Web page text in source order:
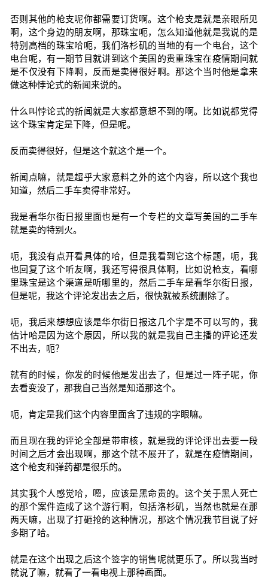
否则其他的枪支呢你都需要订货啊。这个枪支是就是亲眼所见
啊，这个身边的朋友啊，那珠宝呃，怎么知道他就是我说的是
特别高档的珠宝哈呃，我们洛杉矶的当地的有一个电台，这个
电台呢，有一期节目就讲到这个美国的贵重珠宝在疫情期间就
是不仅没有下降啊，反而是卖得很好啊。那这个当时他是拿来
做这种悖论式的新闻来说的。
什么叫悖论式的新闻就是大家都意想不到的啊。比如说都觉得
这个珠宝肯定是下降，但是呢。
反而卖得很好，但是这个就这个是一个。
新闻点嘛，就是超乎大家意料之外的这个内容，所以这个我也
知道，然后二手车卖得非常好。
我是看华尔街日报里面也是有一个专栏的文章写美国的二手车
就是卖的特别火。
呃，我没有点开看具体的哈，但是我看到它这个标题，呃，我
也回复了这个听友啊，我还写得很具体啊，比如说枪支，看哪
里珠宝是这个渠道是听哪里的，然后二手车是看华尔街日报，
但是呢，我这个评论发出去之后，很快就被系统删除了。
呃，我后来想想应该是华尔街日报这几个字是不可以写的，我
估计哈是因为这个原因，所以我的就是我自己主播的评论还发
不出去，呃？
就有的时候，你发的时候他是发出去了，但是过一阵子呢，你
去看变没了，那我自己当然是知道那这个。
呃，肯定是我们这个内容里面含了违规的字眼嘛。
而且现在我的评论全部是带审核，就是我的评论评出去要一段
时间之后才会出现啊，那这个就不展开了，就是在疫情期间，
这个枪支和弹药都是很乐的。
其实我个人感觉哈，嗯，应该是黑命贵的。这个关于黑人死亡
的那个案件造成了这个游行啊，包括洛杉矶，当然也就是在那
两天嘛，出现了打砸抢的这种情况，那这个情况我节目说了好
多期了哈。
就是在这个出现之后这个签字的销售呢就更乐了。所以我当时
就说了嘛，就看了一看电视上那种画面。